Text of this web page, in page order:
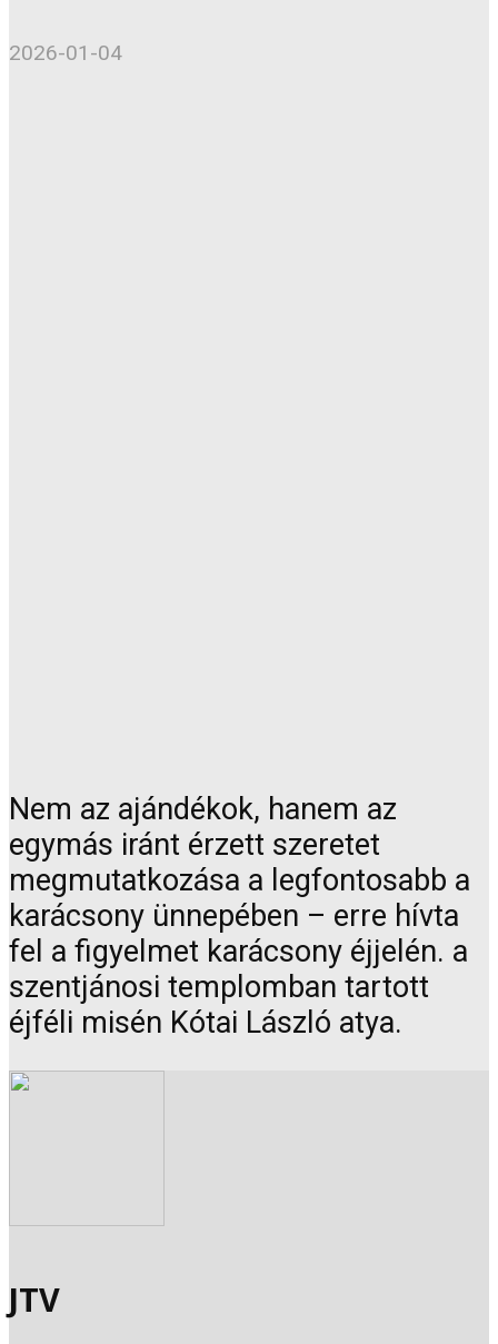
2026-01-04
Nem az ajándékok, hanem az
egymás iránt érzett szeretet
megmutatkozása a legfontosabb a
karácsony ünnepében – erre hívta
fel a figyelmet karácsony éjjelén. a
szentjánosi templomban tartott
éjféli misén Kótai László atya.
JTV